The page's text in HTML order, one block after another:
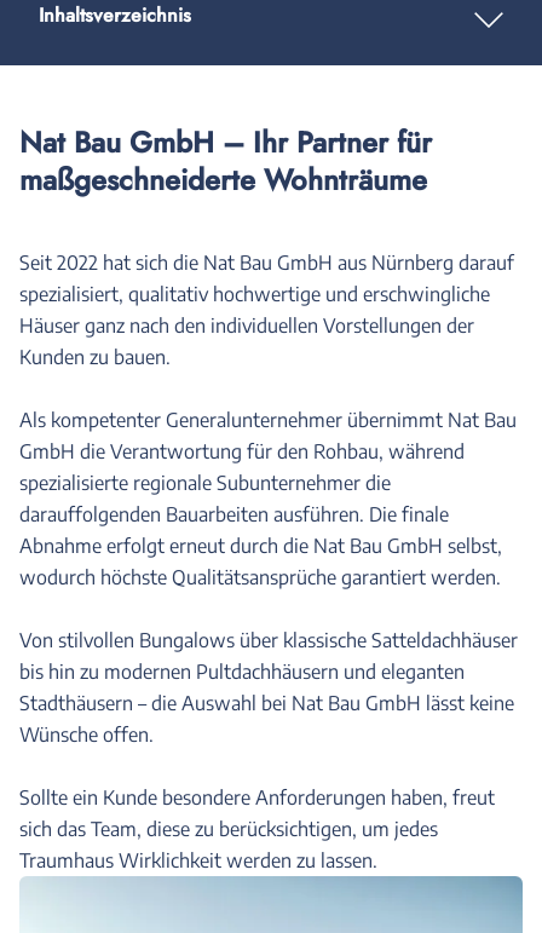
Inhaltsverzeichnis
Nat Bau GmbH – Ihr Partner für
maßgeschneiderte Wohnträume
Seit 2022 hat sich die Nat Bau GmbH aus Nürnberg darauf
spezialisiert, qualitativ hochwertige und erschwingliche
Häuser ganz nach den individuellen Vorstellungen der
Kunden zu bauen.
Als kompetenter Generalunternehmer übernimmt Nat Bau
GmbH die Verantwortung für den Rohbau, während
spezialisierte regionale Subunternehmer die
darauffolgenden Bauarbeiten ausführen. Die finale
Abnahme erfolgt erneut durch die Nat Bau GmbH selbst,
wodurch höchste Qualitätsansprüche garantiert werden.
Von stilvollen Bungalows über klassische Satteldachhäuser
bis hin zu modernen Pultdachhäusern und eleganten
Stadthäusern – die Auswahl bei Nat Bau GmbH lässt keine
Wünsche offen.
Sollte ein Kunde besondere Anforderungen haben, freut
sich das Team, diese zu berücksichtigen, um jedes
Traumhaus Wirklichkeit werden zu lassen.